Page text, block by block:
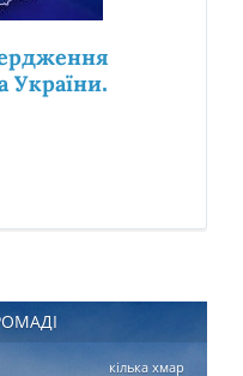
України.
кілька хмар